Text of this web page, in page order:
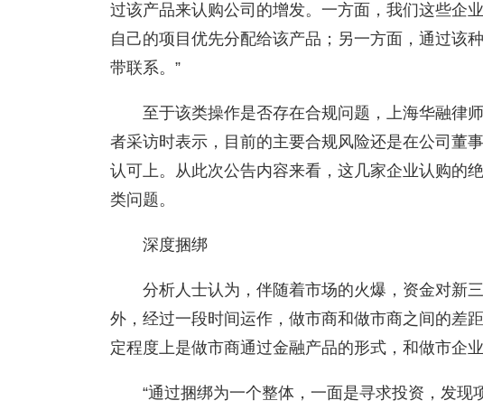
过该产品来认购公司的增发。一方面，我们这些企
自己的项目优先分配给该产品；另一方面，通过该
带联系。”
至于该类操作是否存在合规问题，上海华融律
者采访时表示，目前的主要合规风险还是在公司董
认可上。从此次公告内容来看，这几家企业认购的
类问题。
深度捆绑
分析人士认为，伴随着市场的火爆，资金对新
外，经过一段时间运作，做市商和做市商之间的差
定程度上是做市商通过金融产品的形式，和做市企
“通过捆绑为一个整体，一面是寻求投资，发